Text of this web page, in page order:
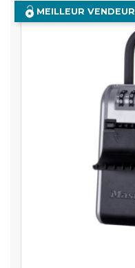
MEILLEUR VENDEUR